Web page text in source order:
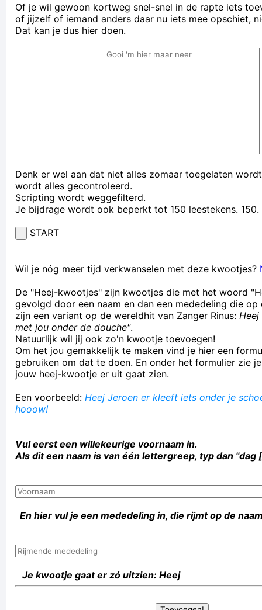
Of je wil gewoon kortweg snel-snel in de rapte iets
of jijzelf of iemand anders daar nu iets mee opschiet,
Dat kan je dus hier doen.
Denk er wel aan dat niet alles zomaar toegelaten
wordt alles gecontroleerd.
Scripting wordt weggefilterd.
Je bijdrage wordt ook beperkt tot 150 leestekens. 150.
START
Wil je nóg meer tijd verkwanselen met deze kwootjes?
De "Heej-kwootjes" zijn kwootjes die met het woord
gevolgd door een naam en dan een mededeling die op
zijn een variant op de wereldhit van Zanger Rinus:
met jou onder de douche".
Natuurlijk wil jij ook zo'n kwootje toevoegen!
Om het jou gemakkelijk te maken vind je hier een
gebruiken om dat te doen. En onder het formulier zie
jouw heej-kwootje er uit gaat zien.
Een voorbeeld: Heej Jeroen er kleeft iets onder je
hooow!
Vul eerst een willekeurige voornaam in.
Als dit een naam is van één lettergreep, typ dan "dag
En hier vul je een mededeling in, die rijmt op de
Je kwootje gaat er zó uitzien: Heej